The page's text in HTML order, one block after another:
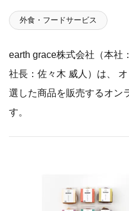
外食・フードサービス
earth grace株式会社（本
社長：佐々木 威人）は、
選した商品を販売するオン
す。